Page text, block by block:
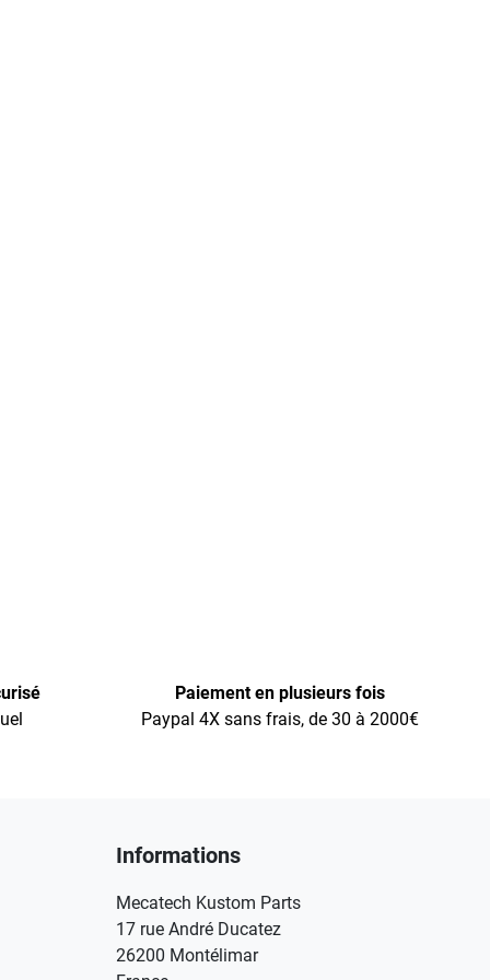
Paiement en plusieurs fois
Paypal 4X sans frais, de 30 à 2000€
Informations
Mecatech Kustom Parts
17 rue André Ducatez
26200 Montélimar